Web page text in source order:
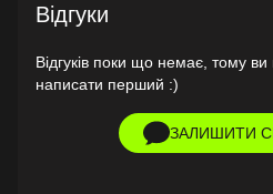
Відгуки
Відгуків поки що немає, тому
написати перший :)
ЗАЛИШИТИ